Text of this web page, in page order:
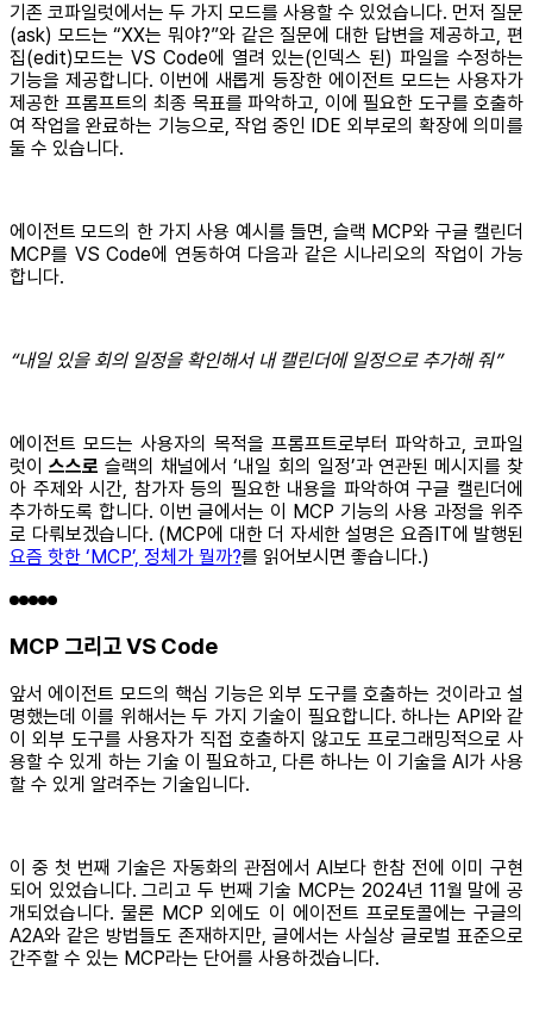
기존 코파일럿에서는 두 가지 모드를 사용할 수 있었습니다. 먼저 질문
(ask) 모드는 “XX는 뭐야?”와 같은 질문에 대한 답변을 제공하고, 편
집(edit)모드는 VS Code에 열려 있는(인덱스 된) 파일을 수정하는
기능을 제공합니다. 이번에 새롭게 등장한 에이전트 모드는 사용자가
제공한 프롬프트의 최종 목표를 파악하고, 이에 필요한 도구를 호출하
여 작업을 완료하는 기능으로, 작업 중인 IDE 외부로의 확장에 의미를
둘 수 있습니다.
에이전트 모드의 한 가지 사용 예시를 들면, 슬랙 MCP와 구글 캘린더
MCP를 VS Code에 연동하여 다음과 같은 시나리오의 작업이 가능
합니다.
“내일 있을 회의 일정을 확인해서 내 캘린더에 일정으로 추가해 줘”
에이전트 모드는 사용자의 목적을 프롬프트로부터 파악하고, 코파일
럿이스스로 슬랙의 채널에서 ‘내일 회의 일정’과 연관된 메시지를 찾
아 주제와 시간, 참가자 등의 필요한 내용을 파악하여 구글 캘린더에
추가하도록 합니다. 이번 글에서는 이 MCP 기능의 사용 과정을 위주
로 다뤄보겠습니다. (MCP에 대한 더 자세한 설명은 요즘IT에 발행된
요즘 핫한 ‘MCP’, 정체가 뭘까?를 읽어보시면 좋습니다.)
MCP 그리고 VS Code
앞서 에이전트 모드의 핵심 기능은 외부 도구를 호출하는 것이라고 설
명했는데 이를 위해서는 두 가지 기술이 필요합니다. 하나는 API와 같
이 외부 도구를 사용자가 직접 호출하지 않고도 프로그래밍적으로 사
용할 수 있게 하는 기술 이 필요하고, 다른 하나는 이 기술을 AI가 사용
할 수 있게 알려주는 기술입니다.
이 중 첫 번째 기술은 자동화의 관점에서 AI보다 한참 전에 이미 구현
되어 있었습니다. 그리고 두 번째 기술 MCP는 2024년 11월 말에 공
개되었습니다. 물론 MCP 외에도 이 에이전트 프로토콜에는 구글의
A2A와 같은 방법들도 존재하지만, 글에서는 사실상 글로벌 표준으로
간주할 수 있는 MCP라는 단어를 사용하겠습니다.